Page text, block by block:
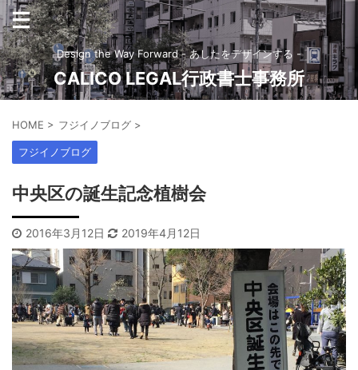
Design the Way Forward - あしたをデザインする -
CALICO LEGAL行政書士事務所
HOME > フジイノブログ >
フジイノブログ
中央区の誕生記念植樹会
2016年3月12日 2019年4月12日